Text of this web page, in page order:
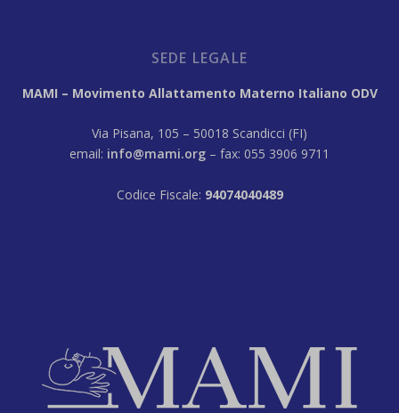
SEDE LEGALE
MAMI – Movimento Allattamento Materno Italiano ODV
Via Pisana, 105 – 50018 Scandicci (FI)
email: info@mami.org – fax: 055 3906 9711
Codice Fiscale: 94074040489